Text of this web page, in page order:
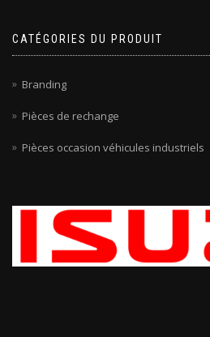
CATÉGORIES DU PRODUIT
Branding
Pièces de rechange
Pièces occasion véhicules industriels